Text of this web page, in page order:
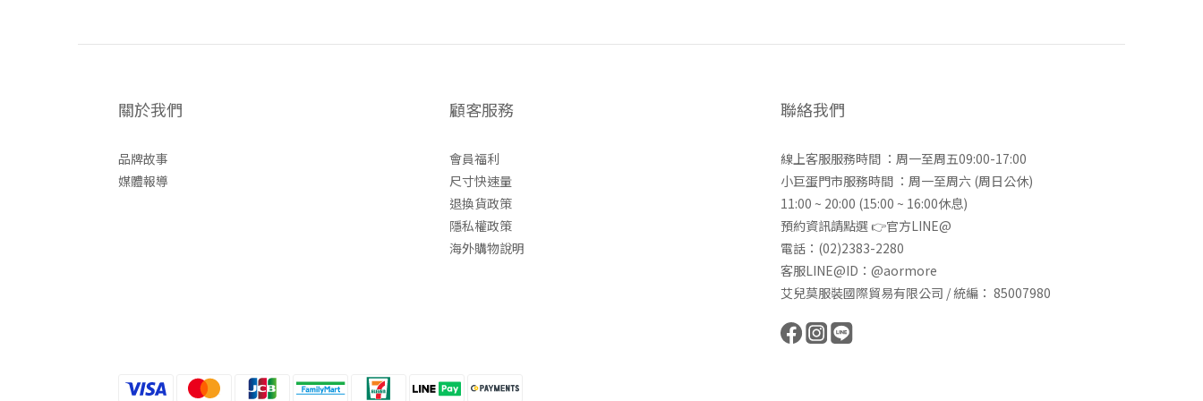
關於我們
品牌故事
媒體報導
顧客服務
會員福利
尺寸快速量
退換貨政策
隱私權政策
海外購物說明
聯絡我們
線上客服服務時間 ：周一至周五09:00-17:00
小巨蛋門市服務時間 ：周一至周六 (周日公休)
11:00 ~ 20:00 (15:00 ~ 16:00休息)
預約資訊請點選 👉官方LINE@
電話：(02)2383-2280
客服LINE@ID：@aormore
艾兒莫服裝國際貿易有限公司 / 統編： 85007980